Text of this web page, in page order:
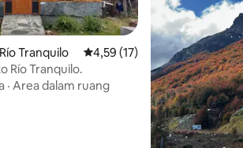
Tranquilo Nilai rata-rata 4,59 dari 5, 17
4,59 (17)
Río Tranquilo.
· Area dalam ruang